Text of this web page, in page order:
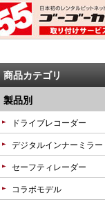
商品カテゴリ
製品別
ドライブレコーダー
デジタルインナーミラー
セーフティレーダー
コラボモデル